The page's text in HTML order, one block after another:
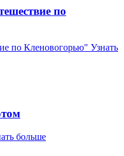
по
по Кленовогорью" Узнать
больше